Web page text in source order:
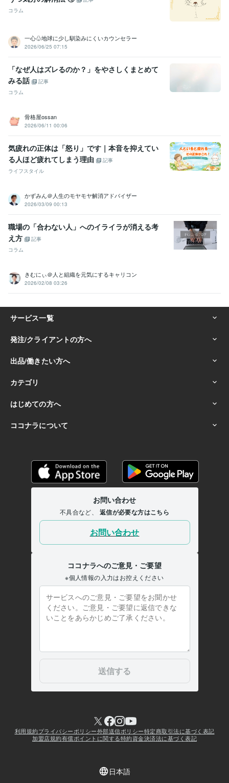
コラム
一心♧地球に少し馴染みにくいカウンセラー
2026/06/25 07:15
「なぜ人はズレるのか？」をやさしくまとめて
みる話
記事
コラム
骨格屋ossan
2026/06/11 00:06
気疲れの正体は「怒り」です｜本音を抑えてい
る人ほど疲れてしまう理由
記事
ライフスタイル
かずみん＠人生のモヤモヤ解消アドバイザー
2026/03/09 00:13
職場の「合わない人」へのイライラが消える考
え方
記事
コラム
きむにぃ＠人と組織を元気にするキャリコン
2026/02/08 03:26